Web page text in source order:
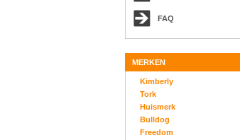
FAQ
MERKEN
Kimberly
Tork
Huismerk
Bulldog
Freedom